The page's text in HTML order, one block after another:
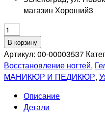
магазин Хороший3
Количество
товара
SEVERINA
Средство
для
ногтей
В корзину
Артикул: 00-00003537
Восстановление ногтей,
МАНИКЮР И ПЕДИКЮР,
Описание
Детали